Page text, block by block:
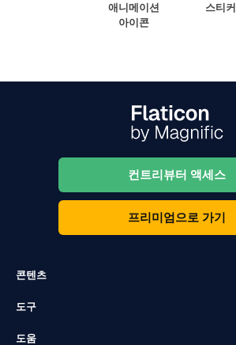
애니메이션
아이콘
스티커
컨트리뷰터 액세스
프리미엄으로 가기
콘텐츠
도구
도움